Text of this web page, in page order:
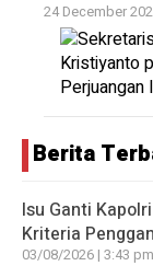
24 December
Berita
Isu Ganti
Kriteria
03/08/2026 | 3:43